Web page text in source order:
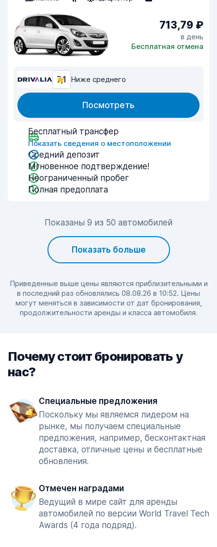
713,79 ₽
в день
Бесплатная отмена
7,1 Ниже среднего
Посмотреть
Бесплатный трансфер
Показать сведения о местоположении
Средний депозит
Мгновенное подтверждение!
Неограниченный пробег
Полная предоплата
Показаны 9 из 50 автомобилей
Показать больше
Приведенные выше цены являются приблизительными и
в последний раз обновлялись 08.08.26 в 10:52. Цены
могут меняться в зависимости от дат бронирования,
продолжительности аренды и класса автомобиля.
Почему стоит бронировать у
нас?
Специальные предложения
Поскольку мы являемся лидером на
рынке, мы получаем специальные
предложения, например, бесконтактная
доставка, отличные цены и бесплатные
обновления.
Отмечен наградами
Ведущий в мире сайт для аренды
автомобилей по версии World Travel Tech
Awards (4 года подряд).